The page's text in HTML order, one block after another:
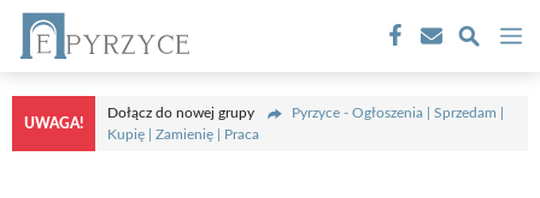
Przejdź
treści
UWAGA!
Dołącz do nowej grupy
Pyrzyce - Ogłoszenia | Sprzedam |
Kupię | Zamienię | Praca